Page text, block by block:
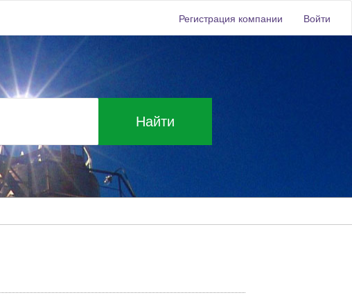
Регистрация компании Войти
Найти